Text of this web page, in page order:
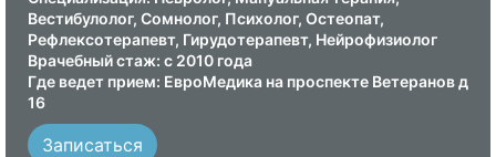
Вестибулолог, Сомнолог, Психолог, Остеопат,
Рефлексотерапевт, Гирудотерапевт, Нейрофизиолог
Врачебный стаж: с 2010 года
Где ведет прием: ЕвроМедика на проспекте Ветеранов д
16
Записаться